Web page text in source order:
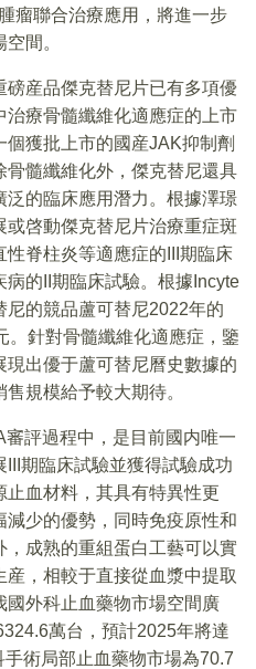
瘤聯合治療應用，將進一步
間。
磅産品傑克替尼片已有多項優
療骨髓纖維化適應症的上市
獲批上市的國産JAK抑制劑
髓纖維化外，傑克替尼還具
的臨床應用潛力。根據澤璟
啓動傑克替尼片治療重症斑
脊柱炎等適應症的III期臨床
的II期臨床試驗。根據Incyte
尼的競品蘆可替尼2022年的
。針對骨髓纖維化適應症，鑒
出優于蘆可替尼曆史數據的
規模給予較大期待。
評過程中，是目前國内唯一
期臨床試驗並獲得試驗成功
血材料，其具有特異性更
少的優勢，同時免疫原性和
成熟的重組蛋白工藝可以實
，相較于直接從血漿中提取
國外科止血藥物市場空間廣
萬台，預計2025年將達
術局部止血藥物市場為70.7